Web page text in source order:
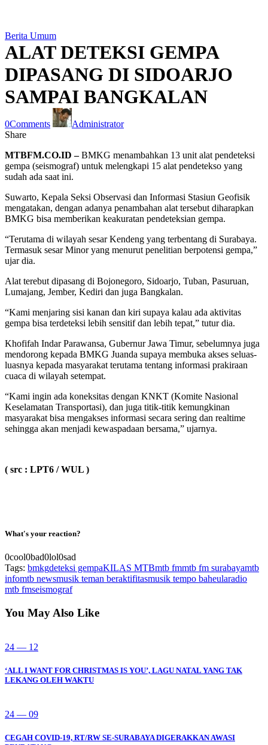
Berita Umum
ALAT DETEKSI GEMPA
DIPASANG DI SIDOARJO
SAMPAI BANGKALAN
0Comments
Administrator
Share
MTBFM.CO.ID –BMKG menambahkan 13 unit alat pendeteksi
gempa (seismograf) untuk melengkapi 15 alat pendetekso yang
sudah ada saat ini.
Suwarto, Kepala Seksi Observasi dan Informasi Stasiun Geofisik
mengatakan, dengan adanya penambahan alat tersebut diharapkan
BMKG bisa memberikan keakuratan pendeteksian gempa.
“Terutama di wilayah sesar Kendeng yang terbentang di Surabaya.
Termasuk sesar Minor yang menurut penelitian berpotensi gempa,”
ujar dia.
Alat terebut dipasang di Bojonegoro, Sidoarjo, Tuban, Pasuruan,
Lumajang, Jember, Kediri dan juga Bangkalan.
“Kami menjaring sisi kanan dan kiri supaya kalau ada aktivitas
gempa bisa terdeteksi lebih sensitif dan lebih tepat,” tutur dia.
Khofifah Indar Parawansa, Gubernur Jawa Timur, sebelumnya juga
mendorong kepada BMKG Juanda supaya membuka akses seluas-
luasnya kepada masyarakat terutama tentang informasi prakiraan
cuaca di wilayah setempat.
“Kami ingin ada koneksitas dengan KNKT (Komite Nasional
Keselamatan Transportasi), dan juga titik-titik kemungkinan
masyarakat bisa mengakses informasi secara sering dan realtime
sehingga akan menjadi kewaspadaan bersama,” ujarnya.
( src : LPT6 / WUL )
What's your reaction?
0cool0bad0lol0sad
Tags: bmkgdeteksi gempaKILAS MTBmtb fmmtb fm surabayamtb
infomtb newsmusik teman beraktifitasmusik tempo baheularadio
mtb fmseismograf
You May Also Like
24 — 12
‘ALL I WANT FOR CHRISTMAS IS YOU’, LAGU NATAL YANG TAK
LEKANG OLEH WAKTU
24 — 09
CEGAH COVID-19, RT/RW SE-SURABAYA DIGERAKKAN AWASI